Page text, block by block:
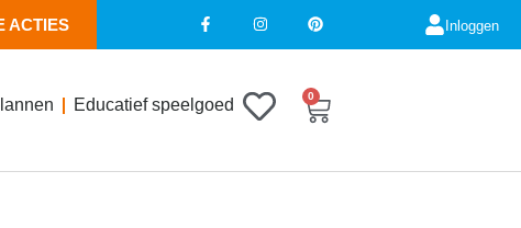
ACTIES Inloggen
Educatief speelgoed 0